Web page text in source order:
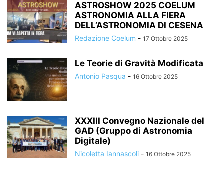
ASTROSHOW 2025 COELUM
ASTRONOMIA ALLA FIERA
DELL’ASTRONOMIA DI CESENA
Redazione Coelum - 17 Ottobre 2025
Le Teorie di Gravità Modificata
Antonio Pasqua - 16 Ottobre 2025
XXXIII Convegno Nazionale del
GAD (Gruppo di Astronomia
Digitale)
Nicoletta Iannascoli - 16 Ottobre 2025